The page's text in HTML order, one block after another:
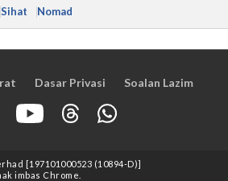
Sihat Nomad
Dasar Privasi Soalan Lazim
[197101000523 (10894-D)]
imbas Chrome.